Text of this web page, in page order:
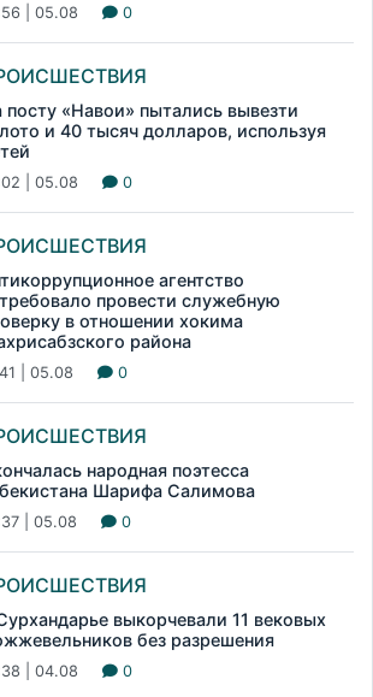
| 05.08 0
посту «Навои» пытались вывезти
и 40 тысяч долларов, используя
| 05.08 0
агентство
провести служебную
в отношении хокима
района
| 05.08 0
народная поэтесса
Шарифа Салимова
| 05.08 0
выкорчевали 11 вековых
без разрешения
| 04.08 0